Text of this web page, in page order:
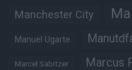
Manchester City
Manuel Ugarte
Marcel Sabitzer Marcus